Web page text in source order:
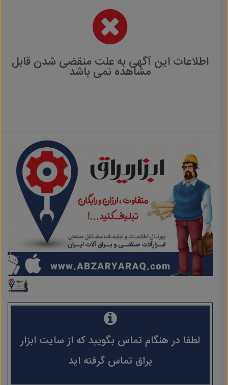
اطلاعات این آگهی به علت منقضی شدن قابل
مشاهده نمی باشد
لطفا در هنگام تماس بگویید که از سایت ابزار
یراق تماس گرفته اید